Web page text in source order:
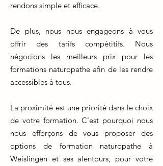
rendons simple et efficace.
De plus, nous nous engageons à vous
offrir des tarifs compétitifs. Nous
négocions les meilleurs prix pour les
formations naturopathe afin de les rendre
accessibles à tous.
La proximité est une priorité dans le choix
de votre formation. C'est pourquoi nous
nous efforçons de vous proposer des
options de formation naturopathe à
Weislingen et ses alentours, pour votre